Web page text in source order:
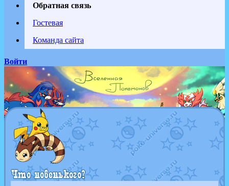
Обратная связь
Гостевая
Команда сайта
Войти